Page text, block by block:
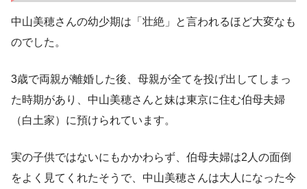
中山美穂さんの幼少期は「壮絶」と言われるほど大変なも
のでした。
3歳で両親が離婚した後、母親が全てを投げ出してしまっ
た時期があり、中山美穂さんと妹は東京に住む伯母夫婦
（白土家）に預けられています。
実の子供ではないにもかかわらず、伯母夫婦は2人の面倒
をよく見てくれたそうで、中山美穂さんは大人になった今